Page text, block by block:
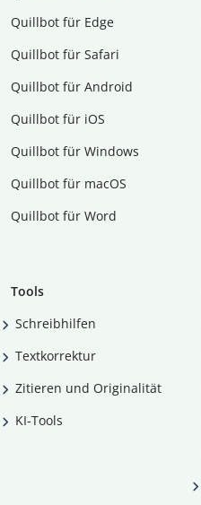
Quillbot für Edge
Quillbot für Safari
Quillbot für Android
Quillbot für iOS
Quillbot für Windows
Quillbot für macOS
Quillbot für Word
Tools
Schreibhilfen
Textkorrektur
Zitieren und Originalität
KI-Tools